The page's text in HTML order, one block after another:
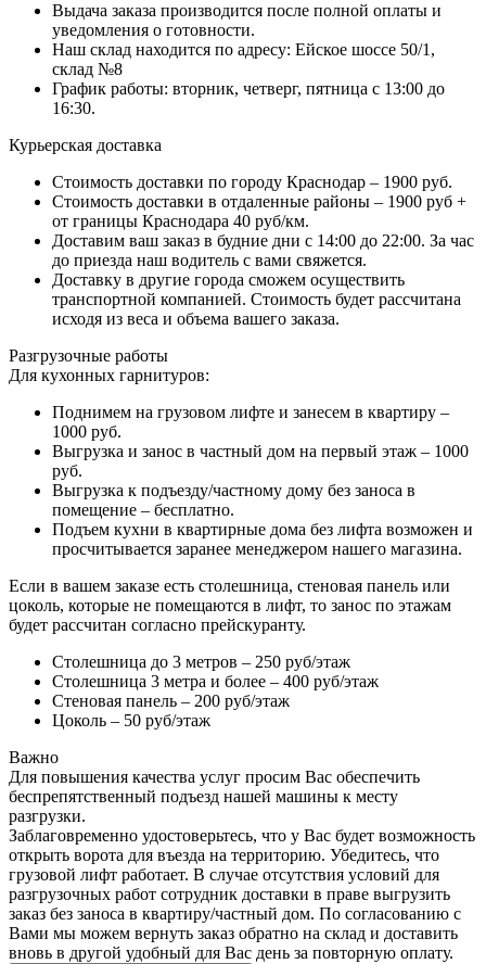
Выдача заказа производится после полной оплаты и
уведомления о готовности.
Наш склад находится по адресу: Ейское шоссе 50/1,
склад №8
График работы: вторник, четверг, пятница с 13:00 до
16:30.
Курьерская доставка
Стоимость доставки по городу Краснодар – 1900 руб.
Стоимость доставки в отдаленные районы – 1900 руб +
от границы Краснодара 40 руб/км.
Доставим ваш заказ в будние дни с 14:00 до 22:00. За час
до приезда наш водитель с вами свяжется.
Доставку в другие города сможем осуществить
транспортной компанией. Стоимость будет рассчитана
исходя из веса и объема вашего заказа.
Разгрузочные работы
Для кухонных гарнитуров:
Поднимем на грузовом лифте и занесем в квартиру –
1000 руб.
Выгрузка и занос в частный дом на первый этаж – 1000
руб.
Выгрузка к подъезду/частному дому без заноса в
помещение – бесплатно.
Подъем кухни в квартирные дома без лифта возможен и
просчитывается заранее менеджером нашего магазина.
Если в вашем заказе есть столешница, стеновая панель или
цоколь, которые не помещаются в лифт, то занос по этажам
будет рассчитан согласно прейскуранту.
Столешница до 3 метров – 250 руб/этаж
Столешница 3 метра и более – 400 руб/этаж
Стеновая панель – 200 руб/этаж
Цоколь – 50 руб/этаж
Важно
Для повышения качества услуг просим Вас обеспечить
беспрепятственный подъезд нашей машины к месту
разгрузки.
Заблаговременно удостоверьтесь, что у Вас будет возможность
открыть ворота для въезда на территорию. Убедитесь, что
грузовой лифт работает. В случае отсутствия условий для
разгрузочных работ сотрудник доставки в праве выгрузить
заказ без заноса в квартиру/частный дом. По согласованию с
Вами мы можем вернуть заказ обратно на склад и доставить
вновь в другой удобный для Вас день за повторную оплату.